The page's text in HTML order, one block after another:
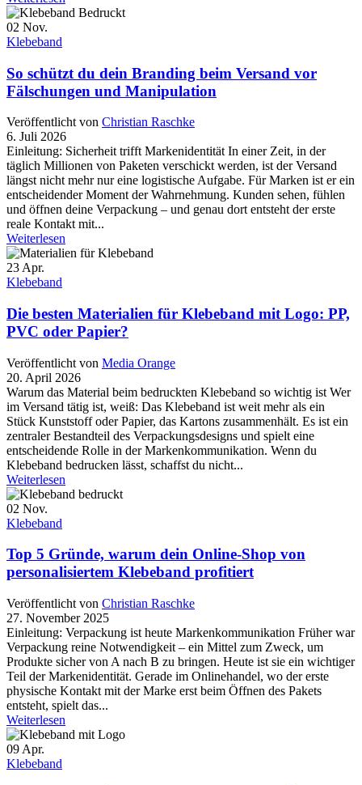
02 Nov.
Klebeband
So schützt du dein Branding beim Versand vor
Fälschungen und Manipulation
Veröffentlicht von Christian Raschke
6. Juli 2026
Einleitung: Sicherheit trifft Markenidentität In einer Zeit, in der
täglich Millionen von Paketen verschickt werden, ist der Versand
längst nicht mehr nur eine logistische Aufgabe. Für Marken ist er ein
entscheidender Moment der Wahrnehmung. Kunden sehen, fühlen
und öffnen deine Verpackung – und genau dort entsteht der erste
reale Kontakt mit...
Weiterlesen
23 Apr.
Klebeband
Die besten Materialien für Klebeband mit Logo: PP,
PVC oder Papier?
Veröffentlicht von Media Orange
20. April 2026
Warum das Material beim bedruckten Klebeband so wichtig ist Wer
im Versand tätig ist, weiß: Das Klebeband ist weit mehr als ein
Stück Kunststoff oder Papier, das Kartons zusammenhält. Es ist ein
zentraler Bestandteil des Verpackungsdesigns und spielt eine
entscheidende Rolle in der Markenkommunikation. Wenn du
Klebeband bedrucken lässt, schaffst du nicht...
Weiterlesen
02 Nov.
Klebeband
Top 5 Gründe, warum dein Online-Shop von
personalisiertem Klebeband profitiert
Veröffentlicht von Christian Raschke
27. November 2025
Einleitung: Verpackung ist heute Markenkommunikation Früher war
Verpackung reine Notwendigkeit – ein Mittel zum Zweck, um
Produkte sicher von A nach B zu bringen. Heute ist sie ein wichtiger
Teil der Markenidentität. Gerade im Onlinehandel, wo der erste
physische Kontakt mit der Marke erst beim Öffnen des Pakets
entsteht, spielt das...
Weiterlesen
09 Apr.
Klebeband